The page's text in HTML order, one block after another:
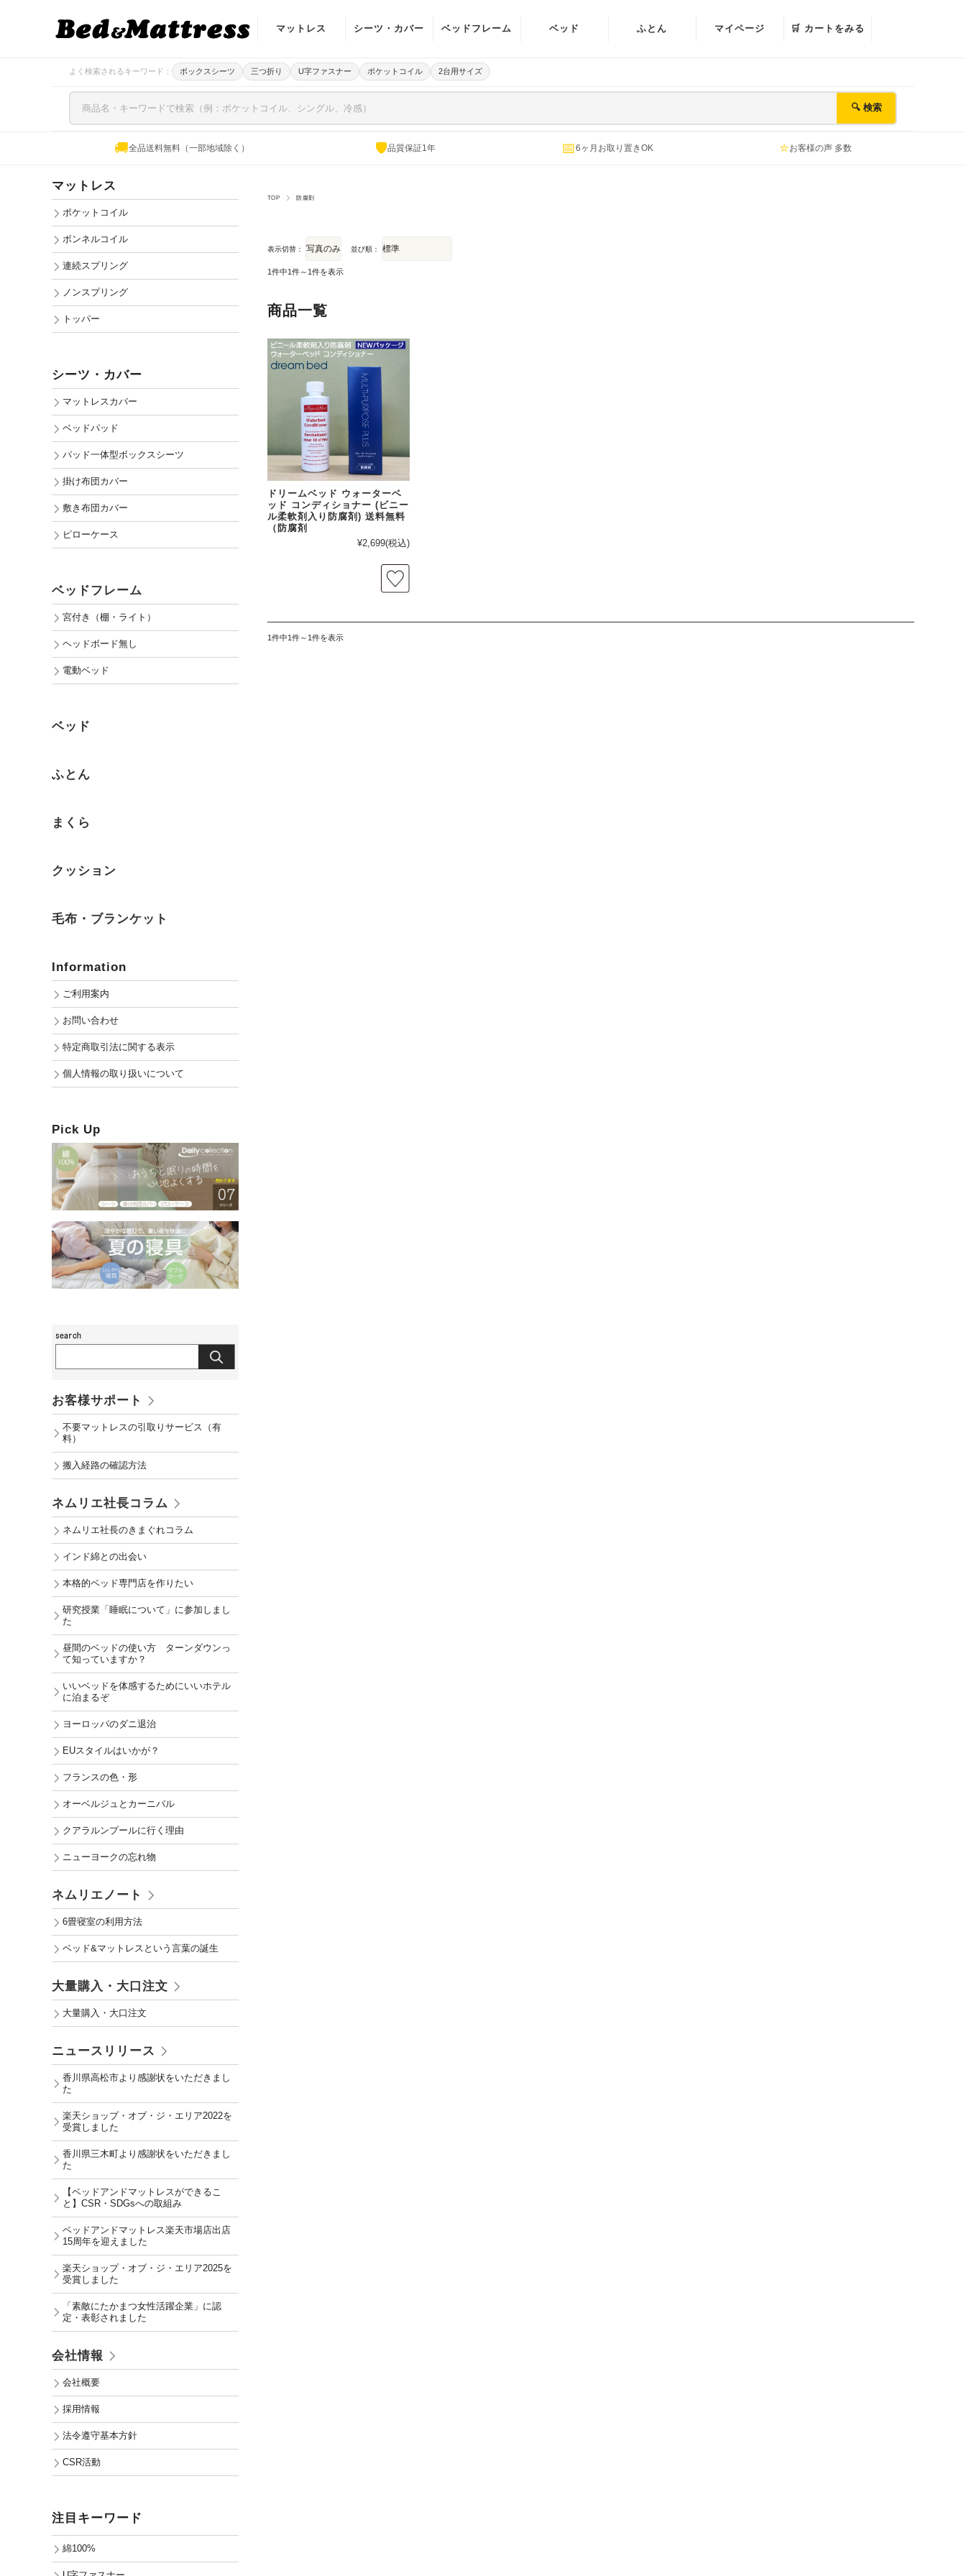
マットレス
ポケットコイル
トッパー
シーツ・カバー
マットレスカバ
ー
ベッドパッド
パッド一体型ボ
ベッドフレーム
宮付き(棚・ラ
イト)
ベッド ふとん マイページ 🛒 カートをみる
よく検索されるキーワード： ボックスシーツ 三つ折り U字ファスナー ポケットコイル 2台用サイズ
🔍 検索
🚚全品送料無料（一部地域除く） 🛡品質保証1年 📅6ヶ月お取り置きOK ⭐お客様の声 多数
TOP 防腐剤
表示切替： 並び順：
1件中1件～1件を表示
商品一覧
ドリームベッド ウォーターベ
ッド コンディショナー (ビニー
ル柔軟剤入り防腐剤) 送料無料
（防腐剤
¥2,699(税込)
1件中1件～1件を表示
マットレス
ポケットコイル
ボンネルコイル
連続スプリング
ノンスプリング
トッパー
シーツ・カバー
マットレスカバー
ベッドパッド
パッド一体型ボックスシーツ
掛け布団カバー
敷き布団カバー
ピローケース
ベッドフレーム
宮付き（棚・ライト）
ヘッドボード無し
電動ベッド
ベッド
ふとん
まくら
クッション
毛布・ブランケット
Information
ご利用案内
お問い合わせ
特定商取引法に関する表示
個人情報の取り扱いについて
Pick Up
お客様サポート
不要マットレスの引取りサービス（有
料）
搬入経路の確認方法
ネムリエ社長コラム
ネムリエ社長のきまぐれコラム
インド綿との出会い
本格的ベッド専門店を作りたい
研究授業「睡眠について」に参加しまし
た
昼間のベッドの使い方 ターンダウンっ
て知っていますか？
いいベッドを体感するためにいいホテル
に泊まるぞ
ヨーロッパのダニ退治
EUスタイルはいかが？
フランスの色・形
オーベルジュとカーニバル
クアラルンプールに行く理由
ニューヨークの忘れ物
ネムリエノート
6畳寝室の利用方法
ベッド&マットレスという言葉の誕生
大量購入・大口注文
大量購入・大口注文
ニュースリリース
香川県高松市より感謝状をいただきまし
た
楽天ショップ・オブ・ジ・エリア2022を
受賞しました
香川県三木町より感謝状をいただきまし
た
【ベッドアンドマットレスができるこ
と】CSR・SDGsへの取組み
ベッドアンドマットレス楽天市場店出店
15周年を迎えました
楽天ショップ・オブ・ジ・エリア2025を
受賞しました
「素敵にたかまつ女性活躍企業」に認
定・表彰されました
会社情報
会社概要
採用情報
法令遵守基本方針
CSR活動
注目キーワード
綿100%